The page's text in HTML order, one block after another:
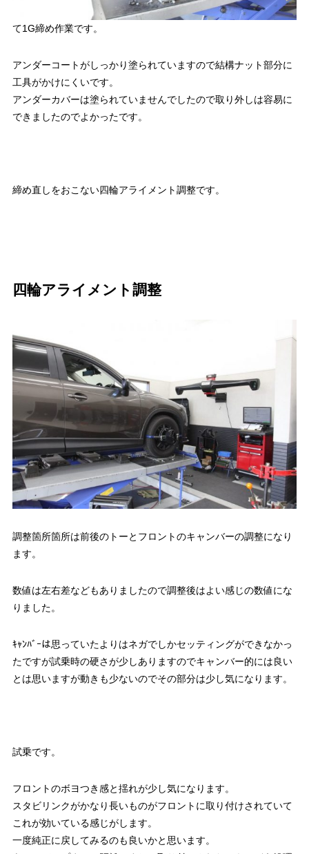
て1G締め作業です。
アンダーコートがしっかり塗られていますので結構ナット部分に
工具がかけにくいです。
アンダーカバーは塗られていませんでしたので取り外しは容易に
できましたのでよかったです。
締め直しをおこない四輪アライメント調整です。
四輪アライメント調整
調整箇所箇所は前後のトーとフロントのキャンバーの調整になり
ます。
数値は左右差などもありましたので調整後はよい感じの数値にな
りました。
ｷｬﾝﾊﾞｰは思っていたよりはネガでしかセッティングができなかっ
たですが試乗時の硬さが少しありますのでキャンバー的には良い
とは思いますが動きも少ないのでその部分は少し気になります。
試乗です。
フロントのボヨつき感と揺れが少し気になります。
スタビリンクがかなり長いものがフロントに取り付けされていて
これが効いている感じがします。
一度純正に戻してみるのも良いかと思います。